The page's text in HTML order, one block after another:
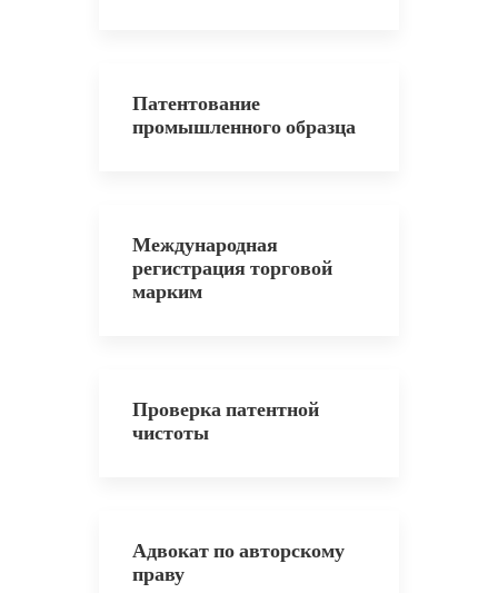
Патентование
промышленного образца
Международная
регистрация торговой
марким
Проверка патентной
чистоты
Адвокат по авторскому
праву